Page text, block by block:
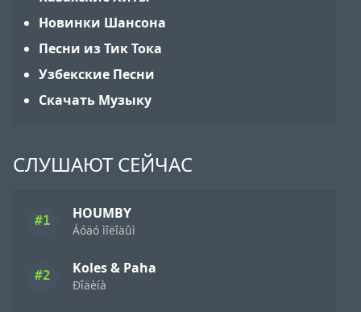
Новинки Шансона
Песни из Тик Тока
Узбекские Песни
Скачать Музыку
СЛУШАЮТ СЕЙЧАС
#1 HOUMBY
Áóäó ìîëîäûì
#2 Koles & Paha
Ðîäèíà